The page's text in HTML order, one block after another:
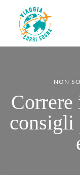
viaggi e
Viaggi zaino in
NON
Correre
consigli